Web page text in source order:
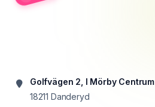
Golfvägen 2, I Mörby Centrum
18211 Danderyd